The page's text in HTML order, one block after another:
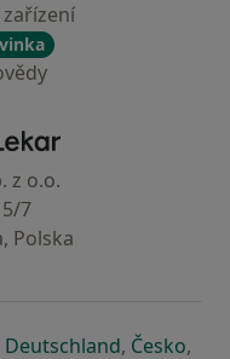
- Hlavní stránka
z o.o.
7
Polska
záložce
v nové záložce
otevře v nové záložce
Deutschlandse otevře v
, Českose
,